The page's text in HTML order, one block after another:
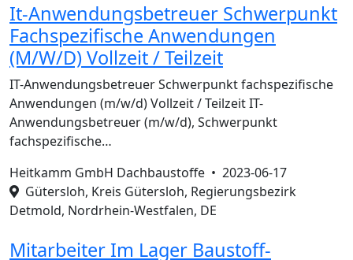
It-Anwendungsbetreuer Schwerpunkt
Fachspezifische Anwendungen
(M/W/D) Vollzeit / Teilzeit
IT-Anwendungsbetreuer Schwerpunkt fachspezifische
Anwendungen (m/w/d) Vollzeit / Teilzeit IT-
Anwendungsbetreuer (m/w/d), Schwerpunkt
fachspezifische…
Heitkamm GmbH Dachbaustoffe • 2023-06-17
Gütersloh, Kreis Gütersloh, Regierungsbezirk
Detmold, Nordrhein-Westfalen, DE
Mitarbeiter Im Lager Baustoff-